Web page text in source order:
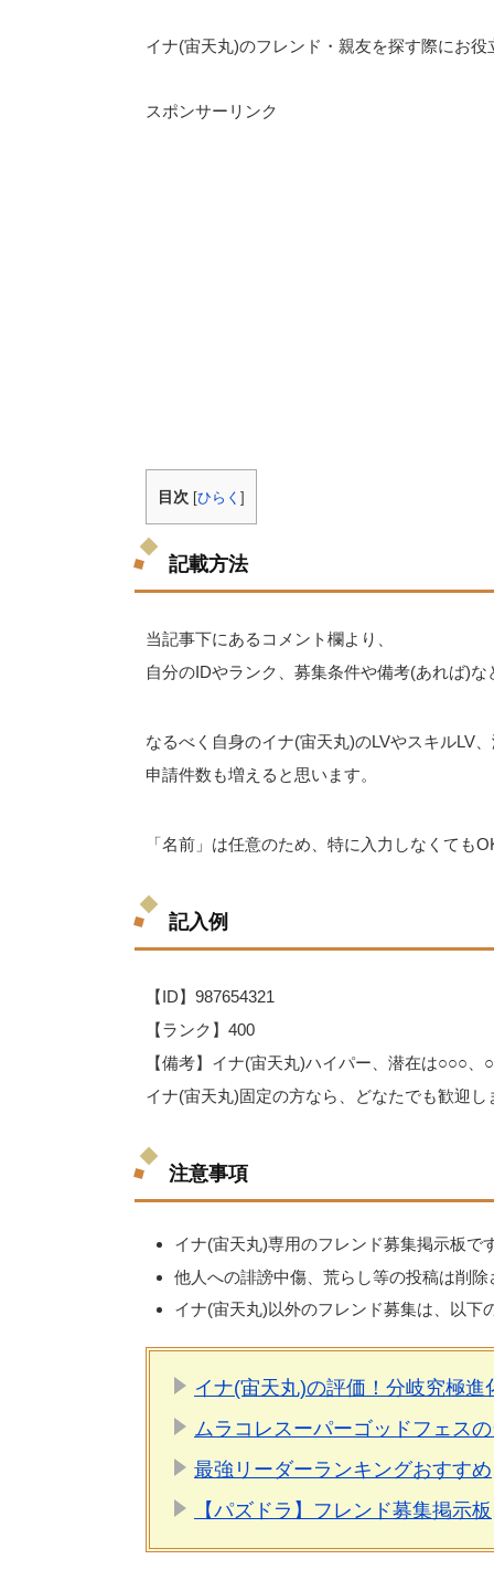
イナ(宙天丸)のフレンド・親友を探す際にお役
スポンサーリンク
目次 [ひらく ]
記載方法
当記事下にあるコメント欄より、
自分のIDやランク、募集条件や備考(あれば)な
なるべく自身のイナ(宙天丸)のLVやスキルLV
申請件数も増えると思います。
「名前」は任意のため、特に入力しなくても
記入例
【ID】987654321
【ランク】400
【備考】イナ(宙天丸)ハイパー、潜在は○○○、
イナ(宙天丸)固定の方なら、どなたでも歓迎し
注意事項
イナ(宙天丸)専用のフレンド募集掲示板で
他人への誹謗中傷、荒らし等の投稿は削除
イナ(宙天丸)以外のフレンド募集は、以下
イナ(宙天丸)の評価！分岐究極進
ムラコレスーパーゴッドフェス
最強リーダーランキングおすすめ
【パズドラ】フレンド募集掲示板